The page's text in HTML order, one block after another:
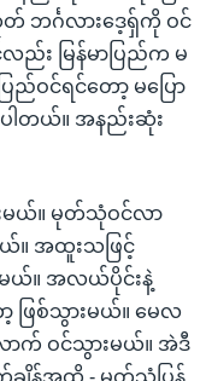
ဘင်္ဂလားဒေ့ရှ်ကို ဝင်
ည်း မြန်မာပြည်က မ
ည်ဝင်ရင်တော့ မပြော
ပါတယ်။ အနည်းဆုံး
းမယ်။ မုတ်သုံဝင်လာ
။ အထူးသဖြင့်
ျမယ်။ အလယ်ပိုင်းနဲ့
ဖြစ်သွားမယ်။ မေလ
က် ဝင်သွားမယ်။ အဲဒီ
ချိန်အထိ - မုတ်သုံပြန်